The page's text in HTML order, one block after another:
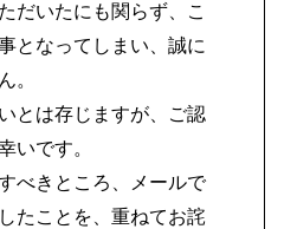
だいたにも関らず、こ
となってしまい、誠に
。
とは存じますが、ご認
いです。
べきところ、メールで
たことを、重ねてお詫